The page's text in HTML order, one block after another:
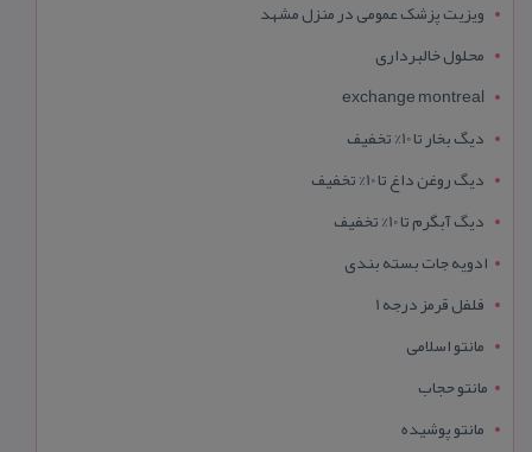
ویزیت پزشک عمومی در منزل مشهد
محلول خالبرداری
exchange montreal
دیگ بخار تا 10% تخفیف
دیگ روغن داغ تا 10% تخفیف
دیگ آبگرم تا 10% تخفیف
ادویه جات بسته بندی
فلفل قرمز درجه 1
مانتو اسلامی
مانتو حجاب
مانتو پوشیده